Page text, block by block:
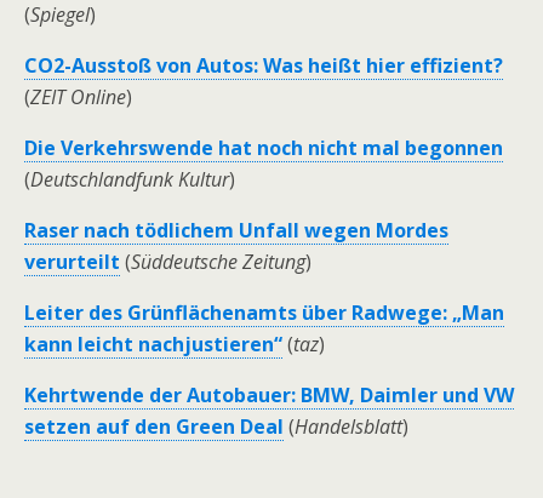
(Spiegel)
CO2-Ausstoß von Autos: Was heißt hier effizient?
(ZEIT Online)
Die Verkehrswende hat noch nicht mal begonnen
(Deutschlandfunk Kultur)
Raser nach tödlichem Unfall wegen Mordes
verurteilt (Süddeutsche Zeitung)
Leiter des Grünflächenamts über Radwege: „Man
kann leicht nachjustieren“(taz)
Kehrtwende der Autobauer: BMW, Daimler und VW
setzen auf den Green Deal (Handelsblatt)